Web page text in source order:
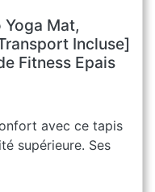
Yoga Mat,
Incluse]
Fitness Epais
avec ce tapis
supérieure. Ses